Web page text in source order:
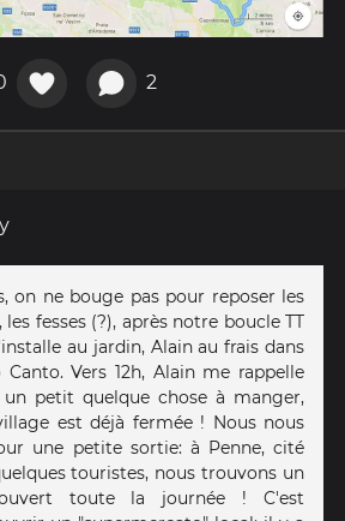
2
on ne bouge pas pour reposer les
fesses (?), après notre boucle TT
au jardin, Alain au frais dans
Vers 12h, Alain me rappelle
petit quelque chose à manger,
est déjà fermée ! Nous nous
une petite sortie: à Penne, cité
touristes, nous trouvons un
toute la journée ! C'est